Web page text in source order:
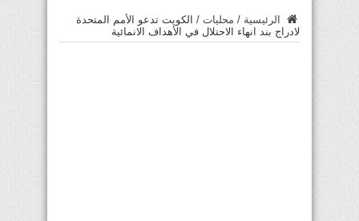
الرئيسية / محليات / الكويت تدعو الأمم المتحدة
لادراج بند انهاء الاحتلال في الأهداف الانمائية